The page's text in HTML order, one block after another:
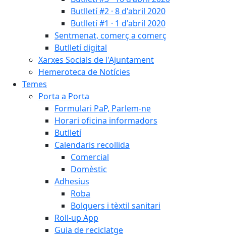
Butlletí #2 · 8 d'abril 2020
Butlletí #1 · 1 d'abril 2020
Sentmenat, comerç a comerç
Butlletí digital
Xarxes Socials de l'Ajuntament
Hemeroteca de Notícies
Temes
Porta a Porta
Formulari PaP, Parlem-ne
Horari oficina informadors
Butlletí
Calendaris recollida
Comercial
Domèstic
Adhesius
Roba
Bolquers i tèxtil sanitari
Roll-up App
Guia de reciclatge